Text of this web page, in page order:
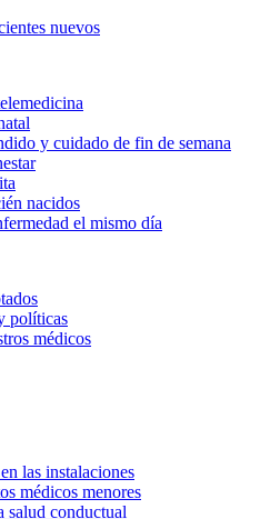
nuevos
y cuidado de fin de semana
nacidos
el mismo día
políticas
médicos
las instalaciones
médicos menores
salud conductual